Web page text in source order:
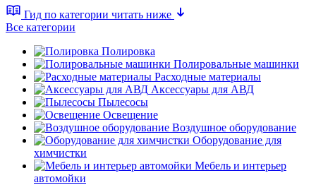
Гид по категории читать ниже
Все категории
Полировка
Полировальные машинки
Расходные материалы
Аксессуары для АВД
Пылесосы
Освещение
Воздушное оборудование
Оборудование для
химчистки
Мебель и интерьер
автомойки